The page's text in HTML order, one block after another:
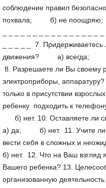
соблюдение правил
похвала; б) не поощряю;
_ _ _ _ _ 7.
движения? а) всегда;
8. Разрешаете ли Вы своему
электроприборы,
только в присутствии
ребенку подходить к
б) нет. 10. Оставляете ли
а) да; б) нет. 11. Учите ли
вести себя в сложных и
б) нет. 12. Что на Ваш взгляд
Вашего ребенка? 13.
организованную